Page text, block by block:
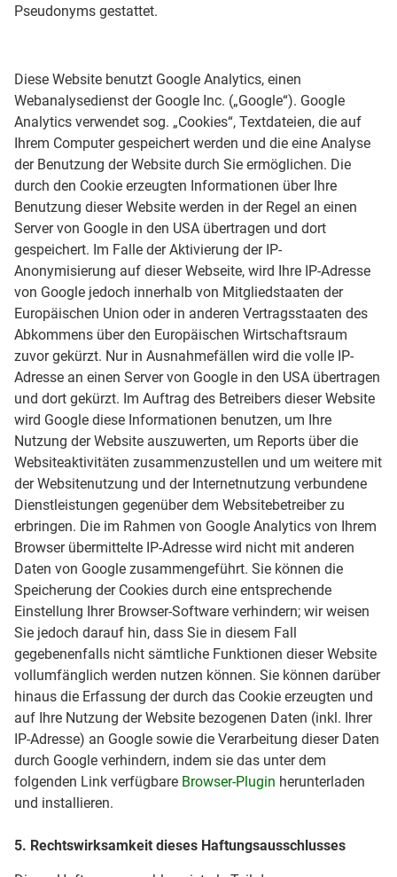
Pseudonyms gestattet.
Diese Website benutzt Google Analytics, einen
Webanalysedienst der Google Inc. („Google“). Google
Analytics verwendet sog. „Cookies“, Textdateien, die auf
Ihrem Computer gespeichert werden und die eine Analyse
der Benutzung der Website durch Sie ermöglichen. Die
durch den Cookie erzeugten Informationen über Ihre
Benutzung dieser Website werden in der Regel an einen
Server von Google in den USA übertragen und dort
gespeichert. Im Falle der Aktivierung der IP-
Anonymisierung auf dieser Webseite, wird Ihre IP-Adresse
von Google jedoch innerhalb von Mitgliedstaaten der
Europäischen Union oder in anderen Vertragsstaaten des
Abkommens über den Europäischen Wirtschaftsraum
zuvor gekürzt. Nur in Ausnahmefällen wird die volle IP-
Adresse an einen Server von Google in den USA übertragen
und dort gekürzt. Im Auftrag des Betreibers dieser Website
wird Google diese Informationen benutzen, um Ihre
Nutzung der Website auszuwerten, um Reports über die
Websiteaktivitäten zusammenzustellen und um weitere mit
der Websitenutzung und der Internetnutzung verbundene
Dienstleistungen gegenüber dem Websitebetreiber zu
erbringen. Die im Rahmen von Google Analytics von Ihrem
Browser übermittelte IP-Adresse wird nicht mit anderen
Daten von Google zusammengeführt. Sie können die
Speicherung der Cookies durch eine entsprechende
Einstellung Ihrer Browser-Software verhindern; wir weisen
Sie jedoch darauf hin, dass Sie in diesem Fall
gegebenenfalls nicht sämtliche Funktionen dieser Website
vollumfänglich werden nutzen können. Sie können darüber
hinaus die Erfassung der durch das Cookie erzeugten und
auf Ihre Nutzung der Website bezogenen Daten (inkl. Ihrer
IP-Adresse) an Google sowie die Verarbeitung dieser Daten
durch Google verhindern, indem sie das unter dem
folgenden Link verfügbare Browser-Plugin herunterladen
und installieren.
5. Rechtswirksamkeit dieses Haftungsausschlusses